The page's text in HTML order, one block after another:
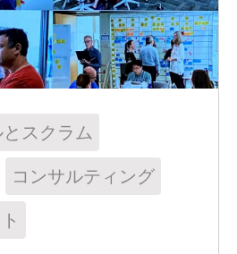
スクラム
コンサルティング